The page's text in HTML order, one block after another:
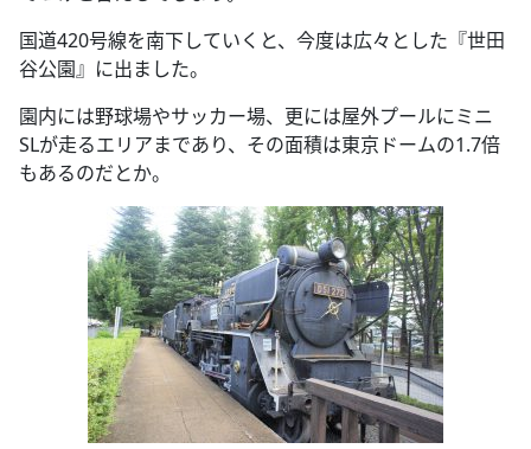
国道420号線を南下していくと、今度は広々とした『世田
谷公園』に出ました。
園内には野球場やサッカー場、更には屋外プールにミニ
SLが走るエリアまであり、その面積は東京ドームの1.7倍
もあるのだとか。